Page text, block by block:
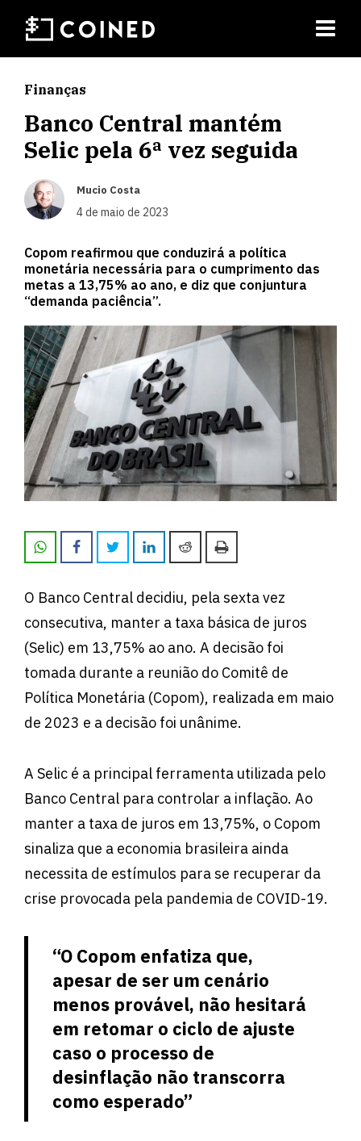
Finanças
Banco Central mantém
Selic pela 6ª vez seguida
Mucio Costa
4 de maio de 2023
Copom reafirmou que conduzirá a política
monetária necessária para o cumprimento das
metas a 13,75% ao ano, e diz que conjuntura
“demanda paciência”.
O Banco Central decidiu, pela sexta vez
consecutiva, manter a taxa básica de juros
(Selic) em 13,75% ao ano. A decisão foi
tomada durante a reunião do Comitê de
Política Monetária (Copom), realizada em maio
de 2023 e a decisão foi unânime.
A Selic é a principal ferramenta utilizada pelo
Banco Central para controlar a inflação. Ao
manter a taxa de juros em 13,75%, o Copom
sinaliza que a economia brasileira ainda
necessita de estímulos para se recuperar da
crise provocada pela pandemia de COVID-19.
“O Copom enfatiza que,
apesar de ser um cenário
menos provável, não hesitará
em retomar o ciclo de ajuste
caso o processo de
desinflação não transcorra
como esperado”